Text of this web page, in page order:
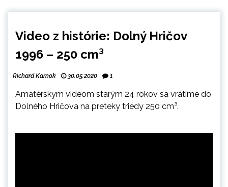
Video z histórie: Dolný Hričov
1996 – 250 cm³
Richard Karnok 30.05.2020 1
Amatérskym videom starým 24 rokov sa vrátime do
Dolného Hričova na preteky triedy 250 cm³.